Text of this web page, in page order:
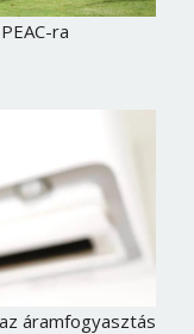
ra
áramfogyasztás